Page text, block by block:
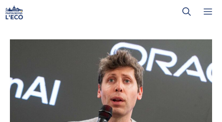
Aller
au